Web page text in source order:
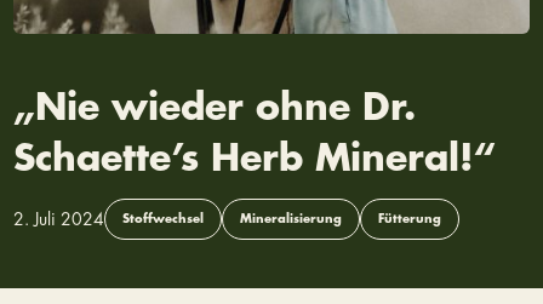
„Nie wieder ohne Dr.
Schaette’s Herb Mineral!“
2. Juli 2024 Stoffwechsel Mineralisierung Fütterung